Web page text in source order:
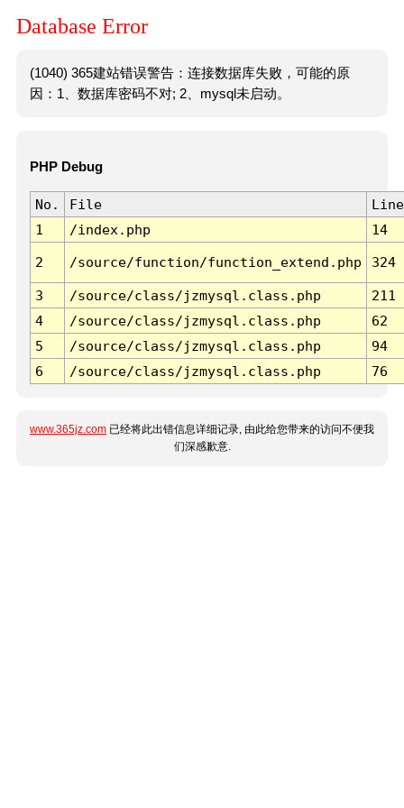
Database Error
(1040) 365建站错误警告：连接数据库失败，可能的原
因：1、数据库密码不对; 2、mysql未启动。
PHP Debug
No. File
Line
1
/index.php 14
2 /source/function/function_extend.php 324
3 /source/class/jzmysql.class.php
211
4
/source/class/jzmysql.class.php
62
5
/source/class/jzmysql.class.php
94
6
/source/class/jzmysql.class.php 76
www.365jz.com 已经将此出错信息详细记录, 由此给您带来的访问不便我
们深感歉意.